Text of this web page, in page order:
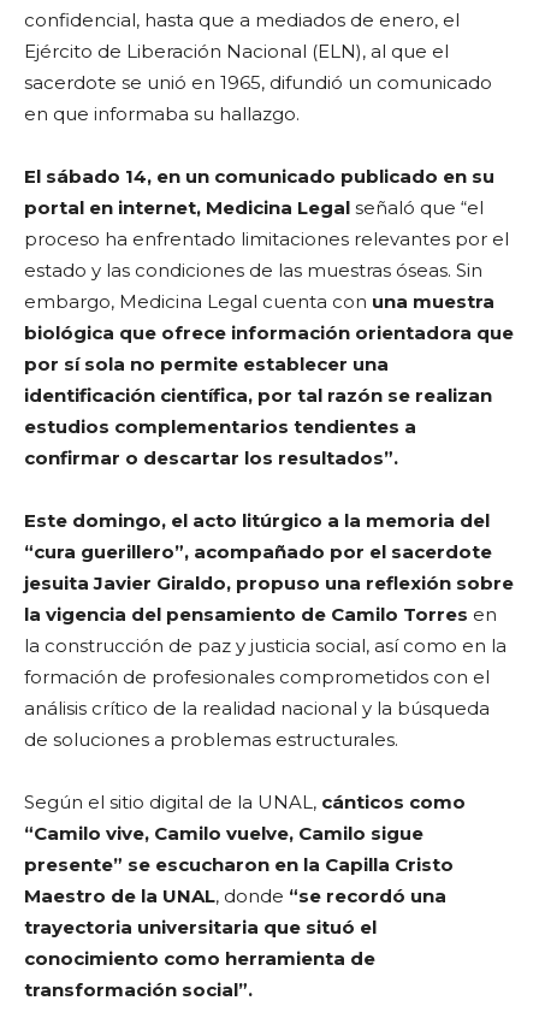
confidencial, hasta que a mediados de enero, el
Ejército de Liberación Nacional (ELN), al que el
sacerdote se unió en 1965, difundió un comunicado
en que informaba su hallazgo.
El sábado 14, en un comunicado publicado en su
portal en internet, Medicina Legal señaló que “el
proceso ha enfrentado limitaciones relevantes por el
estado y las condiciones de las muestras óseas. Sin
embargo, Medicina Legal cuenta con una muestra
biológica que ofrece información orientadora que
por sí sola no permite establecer una
identificación científica, por tal razón se realizan
estudios complementarios tendientes a
confirmar o descartar los resultados”.
Este domingo, el acto litúrgico a la memoria del
“cura guerillero”, acompañado por el sacerdote
jesuita Javier Giraldo, propuso una reflexión sobre
la vigencia del pensamiento de Camilo Torres en
la construcción de paz y justicia social, así como en la
formación de profesionales comprometidos con el
análisis crítico de la realidad nacional y la búsqueda
de soluciones a problemas estructurales.
Según el sitio digital de la UNAL, cánticos como
“Camilo vive, Camilo vuelve, Camilo sigue
presente” se escucharon en la Capilla Cristo
Maestro de la UNAL, donde “se recordó una
trayectoria universitaria que situó el
conocimiento como herramienta de
transformación social”.